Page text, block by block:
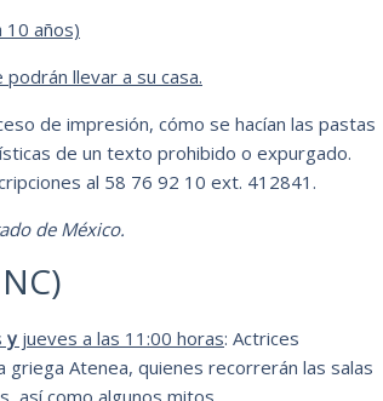
10 años)
llevar a su casa.
de impresión, cómo se hacían las pastas
de un texto prohibido o expurgado.
al 58 76 92 10 ext. 412841.
de México.
y jueves a las 11:00 horas: Actrices
Atenea, quienes recorrerán las salas
así como algunos mitos.